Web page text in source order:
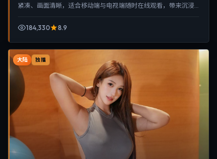
紧凑、画面清晰，适合移动端与电视端随时在线观看，带来沉浸
184,330
8.9
大陆 独播